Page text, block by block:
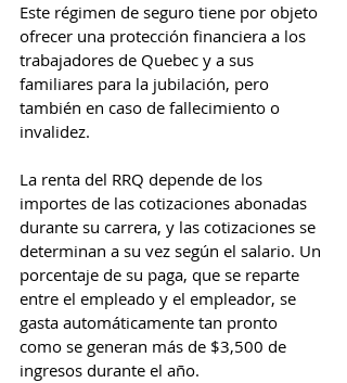
Este régimen de seguro tiene por objeto
ofrecer una protección financiera a los
trabajadores de Quebec y a sus
familiares para la jubilación, pero
también en caso de fallecimiento o
invalidez.
La renta del RRQ depende de los
importes de las cotizaciones abonadas
durante su carrera, y las cotizaciones se
determinan a su vez según el salario. Un
porcentaje de su paga, que se reparte
entre el empleado y el empleador, se
gasta automáticamente tan pronto
como se generan más de $3,500 de
ingresos durante el año.